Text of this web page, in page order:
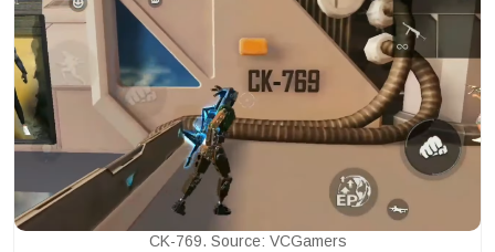
CK-769. Source: VCGamers